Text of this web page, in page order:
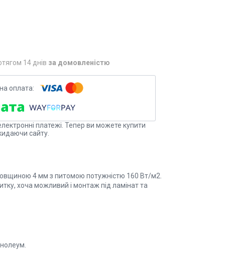
14 днів за домовленістю
платежі. Тепер ви можете купити
сайту.
4 мм з питомою потужністю 160 Вт/м2.
хоча можливий і монтаж під ламінат та